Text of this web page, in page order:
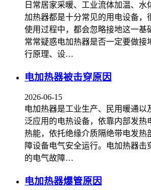
日常居家采暖、工业流体加温、水
加热器都是十分常见的用电设备，
使用过程中，都会忽略接地这一基
常常疑惑电加热器是否一定要做接
行原理、设…
电加热器被击穿原因
2026-06-15
电加热器是工业生产、民用暖通以
泛应用的电热设备，依靠内部发热
热能，依托绝缘介质隔绝带电发热
障设备电气安全运行。电加热器击
的电气故障…
电加热器爆管原因